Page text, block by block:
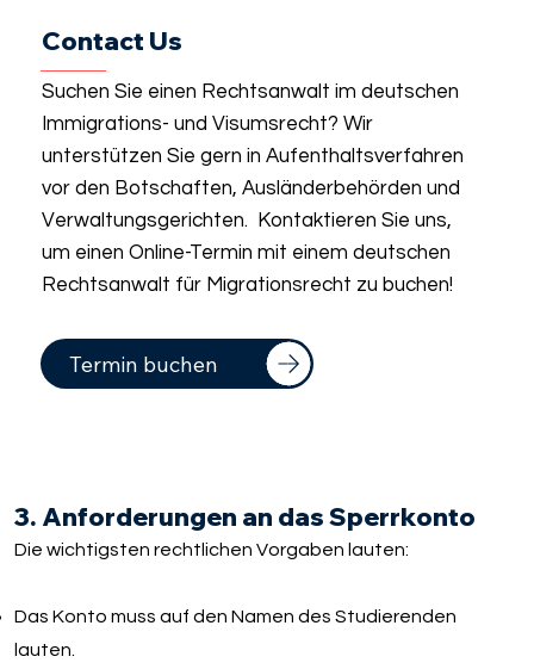
Contact Us
Suchen Sie einen Rechtsanwalt im deutschen
Immigrations- und Visumsrecht? Wir
unterstützen Sie gern in Aufenthaltsverfahren
vor den Botschaften, Ausländerbehörden und
Verwaltungsgerichten. Kontaktieren Sie uns,
um einen Online-Termin mit einem deutschen
Rechtsanwalt für Migrationsrecht zu buchen!
Termin buchen
3. Anforderungen an das Sperrkonto
Die wichtigsten rechtlichen Vorgaben lauten:
Das Konto muss auf den Namen des Studierenden
lauten.